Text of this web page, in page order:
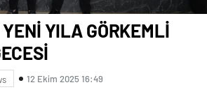
YENİ YILA GÖRKEMLİ
12 Ekim 2025 16:49